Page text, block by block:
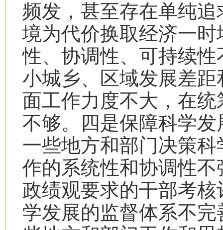
频发，甚至存在单纯
境为代价换取经济一
性、协调性、可持续
小城乡、区域发展差
面工作力度不大，在
不够。四是保障科学
一些地方和部门决策
作的系统性和协调性
政绩观要求的干部考
学发展的监督体系不